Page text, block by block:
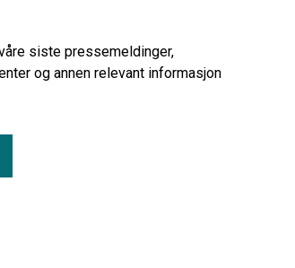
siste pressemeldinger,
og annen relevant informasjon